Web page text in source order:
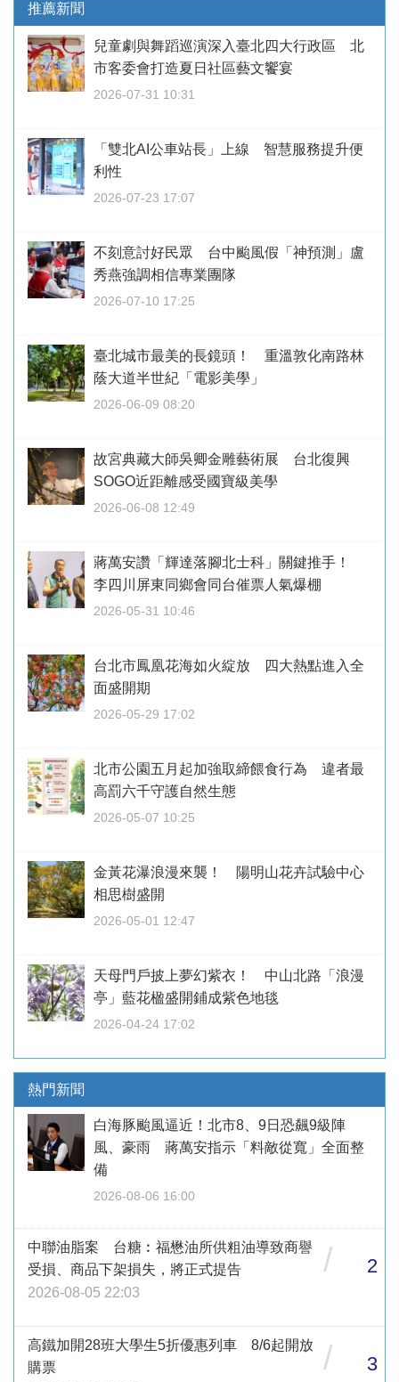
推薦新聞
兒童劇與舞蹈巡演深入臺北四大行政區 北
市客委會打造夏日社區藝文饗宴
2026-07-31 10:31
「雙北AI公車站長」上線 智慧服務提升便
利性
2026-07-23 17:07
不刻意討好民眾 台中颱風假「神預測」盧
秀燕強調相信專業團隊
2026-07-10 17:25
臺北城市最美的長鏡頭！ 重溫敦化南路林
蔭大道半世紀「電影美學」
2026-06-09 08:20
故宮典藏大師吳卿金雕藝術展 台北復興
SOGO近距離感受國寶級美學
2026-06-08 12:49
蔣萬安讚「輝達落腳北士科」關鍵推手！
李四川屏東同鄉會同台催票人氣爆棚
2026-05-31 10:46
台北市鳳凰花海如火綻放 四大熱點進入全
面盛開期
2026-05-29 17:02
北市公園五月起加強取締餵食行為 違者最
高罰六千守護自然生態
2026-05-07 10:25
金黃花瀑浪漫來襲！ 陽明山花卉試驗中心
相思樹盛開
2026-05-01 12:47
天母門戶披上夢幻紫衣！ 中山北路「浪漫
亭」藍花楹盛開鋪成紫色地毯
2026-04-24 17:02
熱門新聞
白海豚颱風逼近！北市8、9日恐飆9級陣
風、豪雨 蔣萬安指示「料敵從寬」全面整
備
2026-08-06 16:00
中聯油脂案 台糖︰福懋油所供粗油導致商譽
受損、商品下架損失，將正式提告
2026-08-05 22:03
/ 2
高鐵加開28班大學生5折優惠列車 8/6起開放
購票
/ 3